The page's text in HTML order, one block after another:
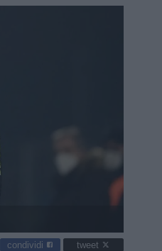
condividi tweet